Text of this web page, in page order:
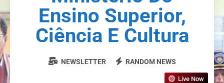
Ensino Superior,
Ciência E Cultura
NEWSLETTER RANDOM NEWS
Live Now